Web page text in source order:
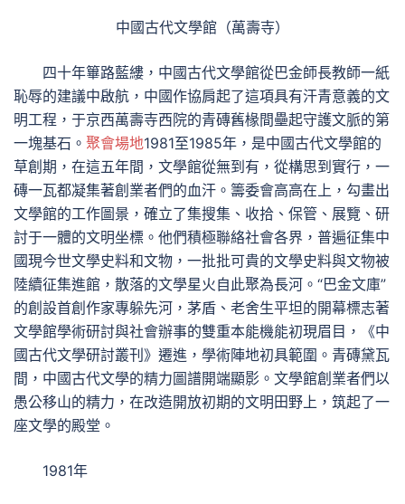
中國古代文學館（萬壽寺）
四十年篳路藍縷，中國古代文學館從巴金師長教師一紙
恥辱的建議中啟航，中國作協肩起了這項具有汗青意義的文
明工程，于京西萬壽寺西院的青磚舊椽間壘起守護文脈的第
一塊基石。 聚會場地1981至1985年，是中國古代文學館的
草創期，在這五年間，文學館從無到有，從構思到實行，一
磚一瓦都凝集著創業者們的血汗。籌委會高高在上，勾畫出
文學館的工作圖景，確立了集搜集、收拾、保管、展覽、研
討于一體的文明坐標。他們積極聯絡社會各界，普遍征集中
國現今世文學史料和文物，一批批可貴的文學史料與文物被
陸續征集進館，散落的文學星火自此聚為長河。“巴金文庫”
的創設首創作家專躲先河，茅盾、老舍生平坦的開幕標志著
文學館學術研討與社會辦事的雙重本能機能初現眉目，《中
國古代文學研討叢刊》遷進，學術陣地初具範圍。青磚黛瓦
間，中國古代文學的精力圖譜開端顯影。文學館創業者們以
愚公移山的精力，在改造開放初期的文明田野上，筑起了一
座文學的殿堂。
1981年